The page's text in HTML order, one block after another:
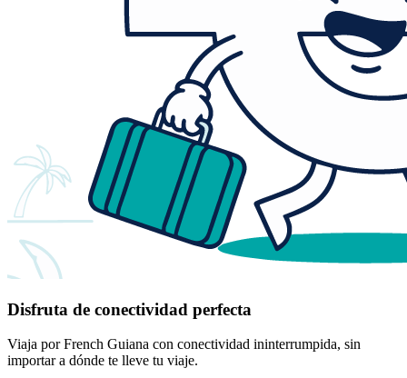
Disfruta de conectividad perfecta
Viaja por French Guiana con conectividad ininterrumpida, sin
importar a dónde te lleve tu viaje.